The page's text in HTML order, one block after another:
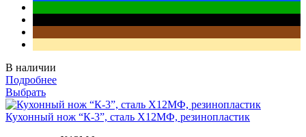
В наличии
Подробнее
Выбрать
Кухонный нож “К-3”, сталь Х12МФ, резинопластик